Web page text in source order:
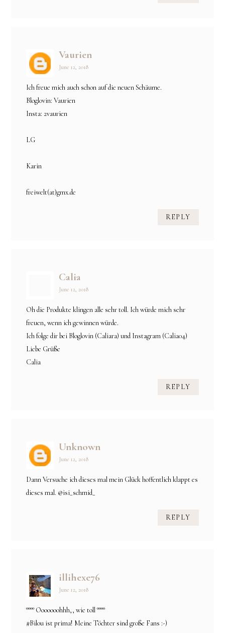
Vaurien
June 12, 2018
Ich freue mich auch schon auf die neuen Schäume.
Bloglovin: Vaurien
Insta: 2vaurien
LG
Karin
freiwelt(at)gmx.de
REPLY
Calia
June 12, 2018
Oh die Produkte klingen alle sehr toll. Ich würde mich sehr
freuen, wenn ich gewinnen würde.
Ich folge dir bei Bloglovin (Caliara) und Instagram (Calia04)
Liebe Grüße
Calia
REPLY
Unknown
June 12, 2018
Dann Versuche ich dieses mal mein Glück hoffentlich klappt es
dieses mal. @isi_schmid_
REPLY
illihexe76
June 12, 2018
°°°° Ooooooohhh,, wie toll °°°°
#Bilou ist prima! Meine Töchter sind große Fans :-)